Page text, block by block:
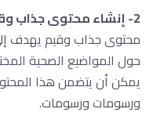
2- إنشاء محتوى جذاب وقيم:
محتوى جذاب وقيم يهدف
حول المواضيع الصحية
يمكن أن يتضمن هذا
ورسومات ورسومات.